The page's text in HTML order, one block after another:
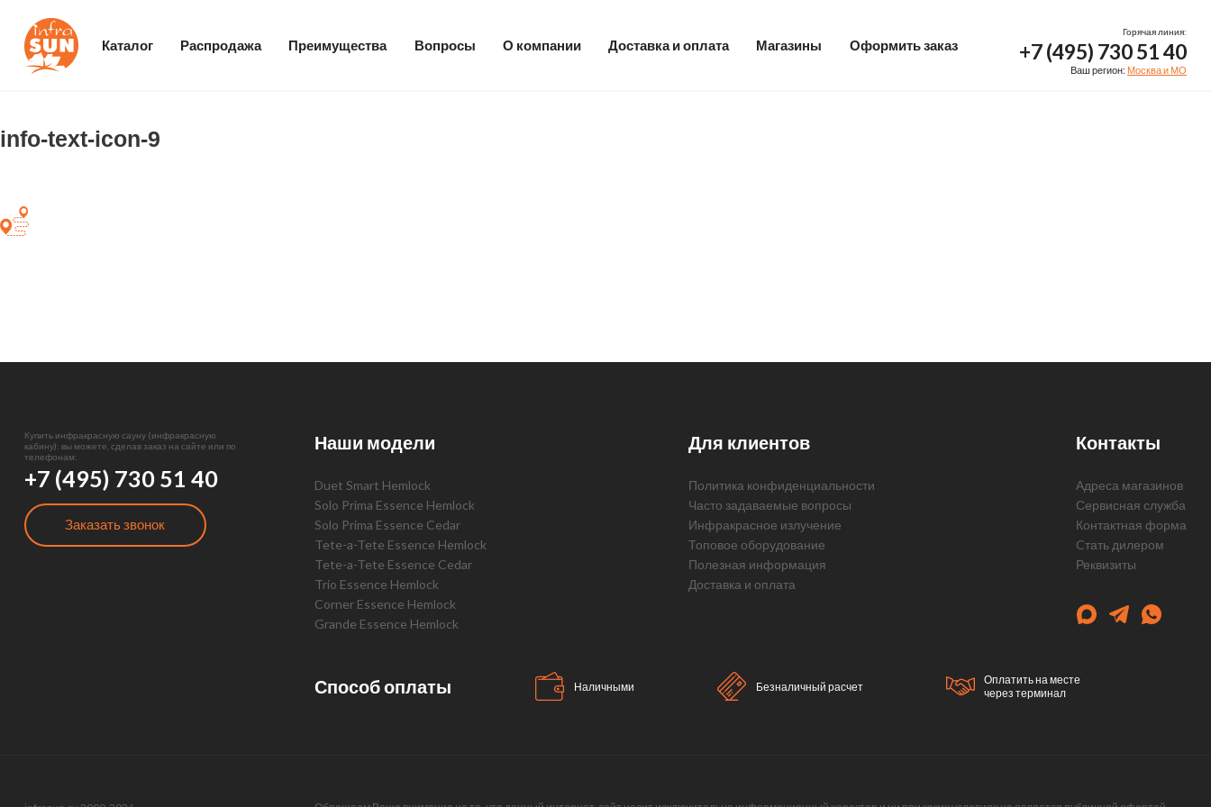
Горячая линия:
+7 (495) 730 51 40
Ваш регион: Москва и МО
Каталог Распродажа Преимущества Вопросы О компании Доставка и оплата Магазины Оформить заказ
info-text-icon-9
Купить инфракрасную сауну (инфракрасную
кабину): вы можете, сделав заказ на сайте или по
телефонам:
+7 (495) 730 51 40
Заказать звонок
Наши модели
Duet Smart Hemlock
Solo Prima Essence Hemlock
Solo Prima Essence Cedar
Tete-a-Tete Essence Hemlock
Tete-a-Tete Essence Cedar
Trio Essence Hemlock
Corner Essence Hemlock
Grande Essence Hemlock
Для клиентов
Политика конфиденциальности
Часто задаваемые вопросы
Инфракрасное излучение
Топовое оборудование
Полезная информация
Доставка и оплата
Контакты
Адреса магазинов
Сервисная служба
Контактная форма
Cтать дилером
Реквизиты
Способ оплаты Наличными Безналичный расчет
Оплатить на месте
через терминал